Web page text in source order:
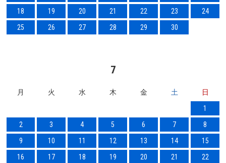
18
19 20 21 22 23
24
25
26 27 28 29 30
7
月 火 水 木 金 土
日
1
2
3 4 5 6 7
8
9
10 11 12 13 14
15
16
17 18 19 20 21 22